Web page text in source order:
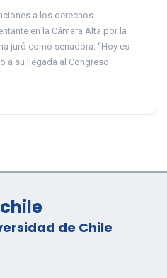
a los derechos
en la Cámara Alta por la
juró como senadora. “Hoy es
a su llegada al Congreso
de Chile